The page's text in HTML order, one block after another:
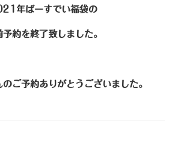
年ばーすでい福袋の
予約を終了致しました。
ご予約ありがとうございました。